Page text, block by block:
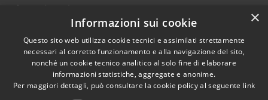
Informativa privacy
Dichiarazione di accessibilità
Copyright © 2026 • Comune di
×
Informazioni sui cookie
Questo sito web utilizza cookie tecnici e assimilati strettamente
necessari al corretto funzionamento e alla navigazione del sito,
nonché un cookie tecnico analitico al solo fine di elaborare
informazioni statistiche, aggregate e anonime.
Per maggiori dettagli, può consultare la cookie policy al seguente link